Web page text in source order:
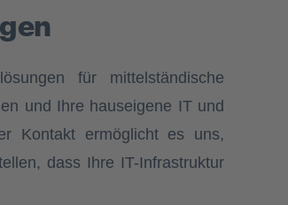
für mittelständische
und Ihre hauseigene IT und
Kontakt ermöglicht es uns,
dass Ihre IT-Infrastruktur